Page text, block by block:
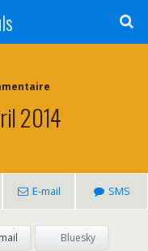
2014
E-mail SMS
Bluesky